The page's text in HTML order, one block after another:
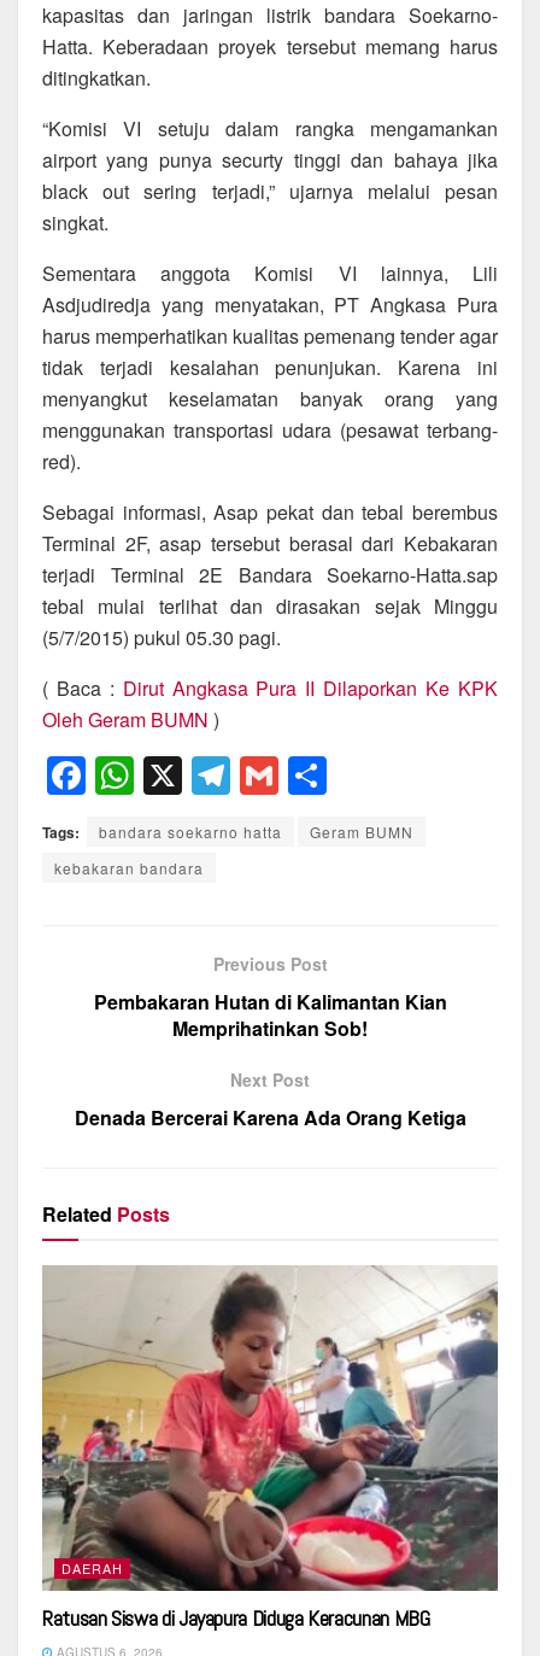
kapasitas dan jaringan listrik bandara Soekarno-
Hatta. Keberadaan proyek tersebut memang harus
ditingkatkan.
“Komisi VI setuju dalam rangka mengamankan
airport yang punya securty tinggi dan bahaya jika
black out sering terjadi,” ujarnya melalui pesan
singkat.
Sementara anggota Komisi VI lainnya, Lili
Asdjudiredja yang menyatakan, PT Angkasa Pura
harus memperhatikan kualitas pemenang tender agar
tidak terjadi kesalahan penunjukan. Karena ini
menyangkut keselamatan banyak orang yang
menggunakan transportasi udara (pesawat terbang-
red).
Sebagai informasi, Asap pekat dan tebal berembus
Terminal 2F, asap tersebut berasal dari Kebakaran
terjadi Terminal 2E Bandara Soekarno-Hatta.sap
tebal mulai terlihat dan dirasakan sejak Minggu
(5/7/2015) pukul 05.30 pagi.
( Baca : Dirut Angkasa Pura II Dilaporkan Ke KPK
Oleh Geram BUMN )
F
a
c
e
o
W
h
at
s
p
X T
el
e
m
G
m
ail
h
ar
Tags: bandara soekarno hatta
Geram BUMN
kebakaran bandara
Previous Post
Pembakaran Hutan di Kalimantan Kian
Memprihatinkan Sob!
Next Post
Denada Bercerai Karena Ada Orang Ketiga
Related Posts
DAERAH
Ratusan Siswa di Jayapura Diduga Keracunan MBG
AGUSTUS 6, 2026